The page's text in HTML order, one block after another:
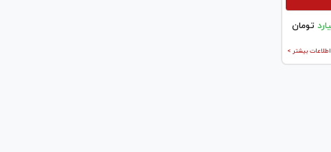
تومان
اطلاعات بیشتر >